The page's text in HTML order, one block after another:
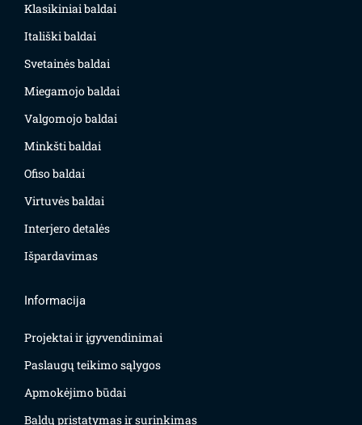
Klasikiniai baldai
Itališki baldai
Svetainės baldai
Miegamojo baldai
Valgomojo baldai
Minkšti baldai
Ofiso baldai
Virtuvės baldai
Interjero detalės
Išpardavimas
Informacija
Projektai ir įgyvendinimai
Paslaugų teikimo sąlygos
Apmokėjimo būdai
Baldų pristatymas ir surinkimas